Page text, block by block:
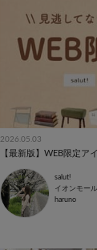
2026.05.03
【最新版】WEB限定ア
salut!
haruno